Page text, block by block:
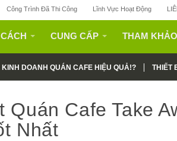
Công Trình Đã Thi Công Lĩnh Vực Hoạt Động
CUNG CẤP THAM KHẢO
DOANH QUÁN CAFE HIỆU QUẢ!? THIẾT
Cafe Take
Nhất